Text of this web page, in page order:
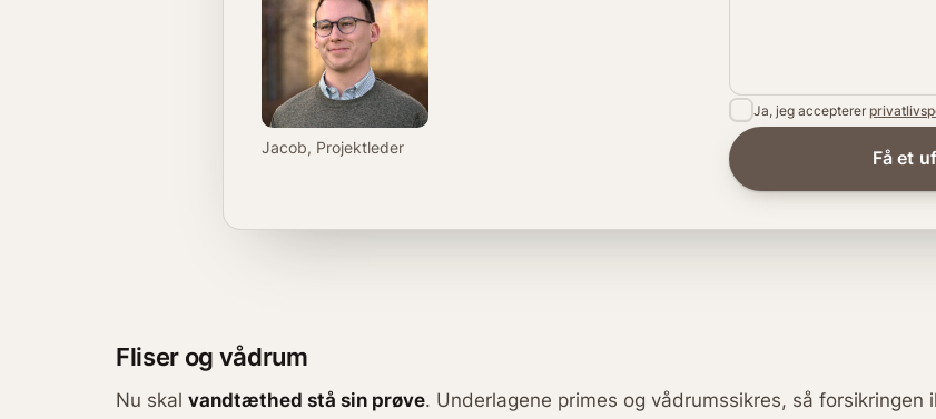
Jacob, Projektleder
Ja, jeg accepterer
Fliser og vådrum
Nu skal vandtæthed stå sin prøve. Underlagene primes og vådrumssikres, så